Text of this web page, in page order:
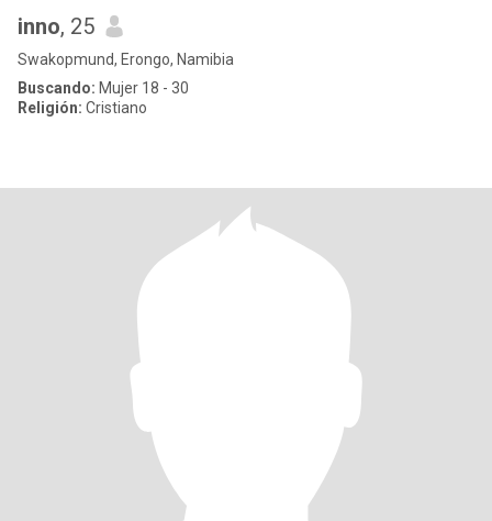
inno, 25
Swakopmund, Erongo, Namibia
Buscando: Mujer 18 - 30
Religión: Cristiano